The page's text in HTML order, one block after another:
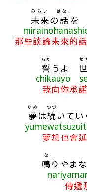
未来
みらい
の 話
はなし
を
那些談論未來的
誓
ちか
うよ
せ
chikauyo
我向你承
夢
ゆめ
は続
つづ
いて
夢想也會
鳴
な
りやま
傳遞